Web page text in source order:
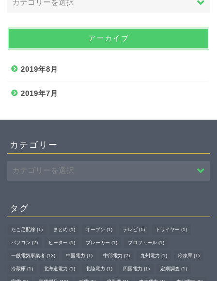
アーカイブ
2019年8月
2019年7月
カテゴリー
タグ
たこ足配線 (1) まとめ (1) オーブン (1) テレビ (1) ドライヤー (1)
パソコン (2) ヒーター (1) ブレーカー (1) プロフィール (1)
一般電気事業者 (13) 中国電力 (1) 中部電力 (2) 九州電力 (1) 冷凍庫 (1)
冷蔵庫 (1) 北海道電力 (1) 北陸電力 (1) 四国電力 (1) 定期調査 (1)